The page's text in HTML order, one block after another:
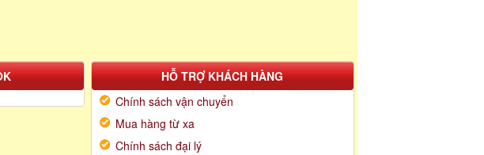
HỖ TRỢ KHÁCH HÀNG
Chính sách vận chuyển
Mua hàng từ xa
Chính sách đại lý